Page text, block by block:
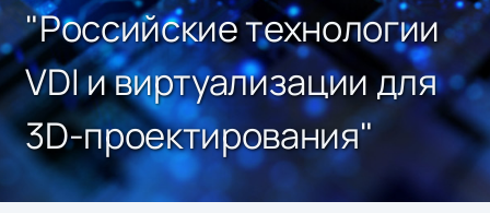
"Российские технологии
VDI и виртуализации для
3D-проектирования"